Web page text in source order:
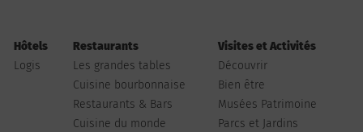
Hôtels
Logis
Restaurants
Les grandes tables
Cuisine bourbonnaise
Restaurants & Bars
Cuisine du monde
Visites et Activités
Découvrir
Bien être
Musées Patrimoine
Parcs et Jardins